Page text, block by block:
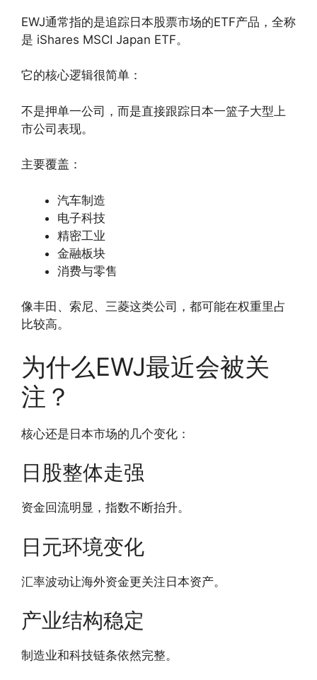
EWJ通常指的是追踪日本股票市场的ETF产品，全称
是 iShares MSCI Japan ETF。
它的核心逻辑很简单：
不是押单一公司，而是直接跟踪日本一篮子大型上
市公司表现。
主要覆盖：
汽车制造
电子科技
精密工业
金融板块
消费与零售
像丰田、索尼、三菱这类公司，都可能在权重里占
比较高。
为什么EWJ最近会被关
注？
核心还是日本市场的几个变化：
日股整体走强
资金回流明显，指数不断抬升。
日元环境变化
汇率波动让海外资金更关注日本资产。
产业结构稳定
制造业和科技链条依然完整。